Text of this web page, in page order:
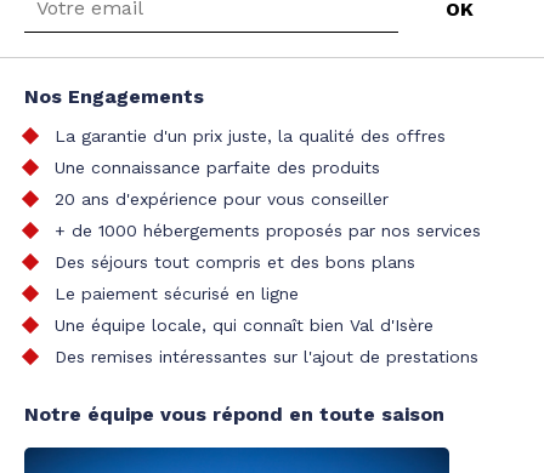
Nos Engagements
La garantie d'un prix juste, la qualité des offres
Une connaissance parfaite des produits
20 ans d'expérience pour vous conseiller
+ de 1000 hébergements proposés par nos services
Des séjours tout compris et des bons plans
Le paiement sécurisé en ligne
Une équipe locale, qui connaît bien Val d'Isère
Des remises intéressantes sur l'ajout de prestations
Notre équipe vous répond en toute saison